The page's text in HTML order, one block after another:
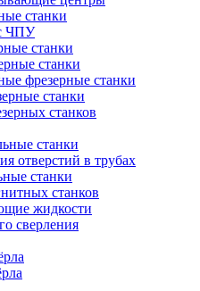
станки
ЧПУ
станки
станки
фрезерные станки
станки
станков
станки
отверстий в трубах
станки
станков
жидкости
сверления